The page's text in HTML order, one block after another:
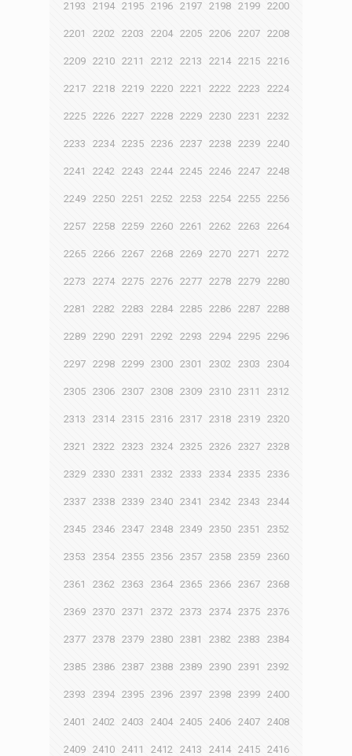
2193 2194 2195 2196 2197 2198 2199 2200
2201 2202 2203 2204 2205 2206 2207 2208
2209 2210 2211 2212 2213 2214 2215 2216
2217 2218 2219 2220 2221 2222 2223 2224
2225 2226 2227 2228 2229 2230 2231 2232
2233 2234 2235 2236 2237 2238 2239 2240
2241 2242 2243 2244 2245 2246 2247 2248
2249 2250 2251 2252 2253 2254 2255 2256
2257 2258 2259 2260 2261 2262 2263 2264
2265 2266 2267 2268 2269 2270 2271 2272
2273 2274 2275 2276 2277 2278 2279 2280
2281 2282 2283 2284 2285 2286 2287 2288
2289 2290 2291 2292 2293 2294 2295 2296
2297 2298 2299 2300 2301 2302 2303 2304
2305 2306 2307 2308 2309 2310 2311 2312
2313 2314 2315 2316 2317 2318 2319 2320
2321 2322 2323 2324 2325 2326 2327 2328
2329 2330 2331 2332 2333 2334 2335 2336
2337 2338 2339 2340 2341 2342 2343 2344
2345 2346 2347 2348 2349 2350 2351 2352
2353 2354 2355 2356 2357 2358 2359 2360
2361 2362 2363 2364 2365 2366 2367 2368
2369 2370 2371 2372 2373 2374 2375 2376
2377 2378 2379 2380 2381 2382 2383 2384
2385 2386 2387 2388 2389 2390 2391 2392
2393 2394 2395 2396 2397 2398 2399 2400
2401 2402 2403 2404 2405 2406 2407 2408
2409 2410 2411 2412 2413 2414 2415 2416